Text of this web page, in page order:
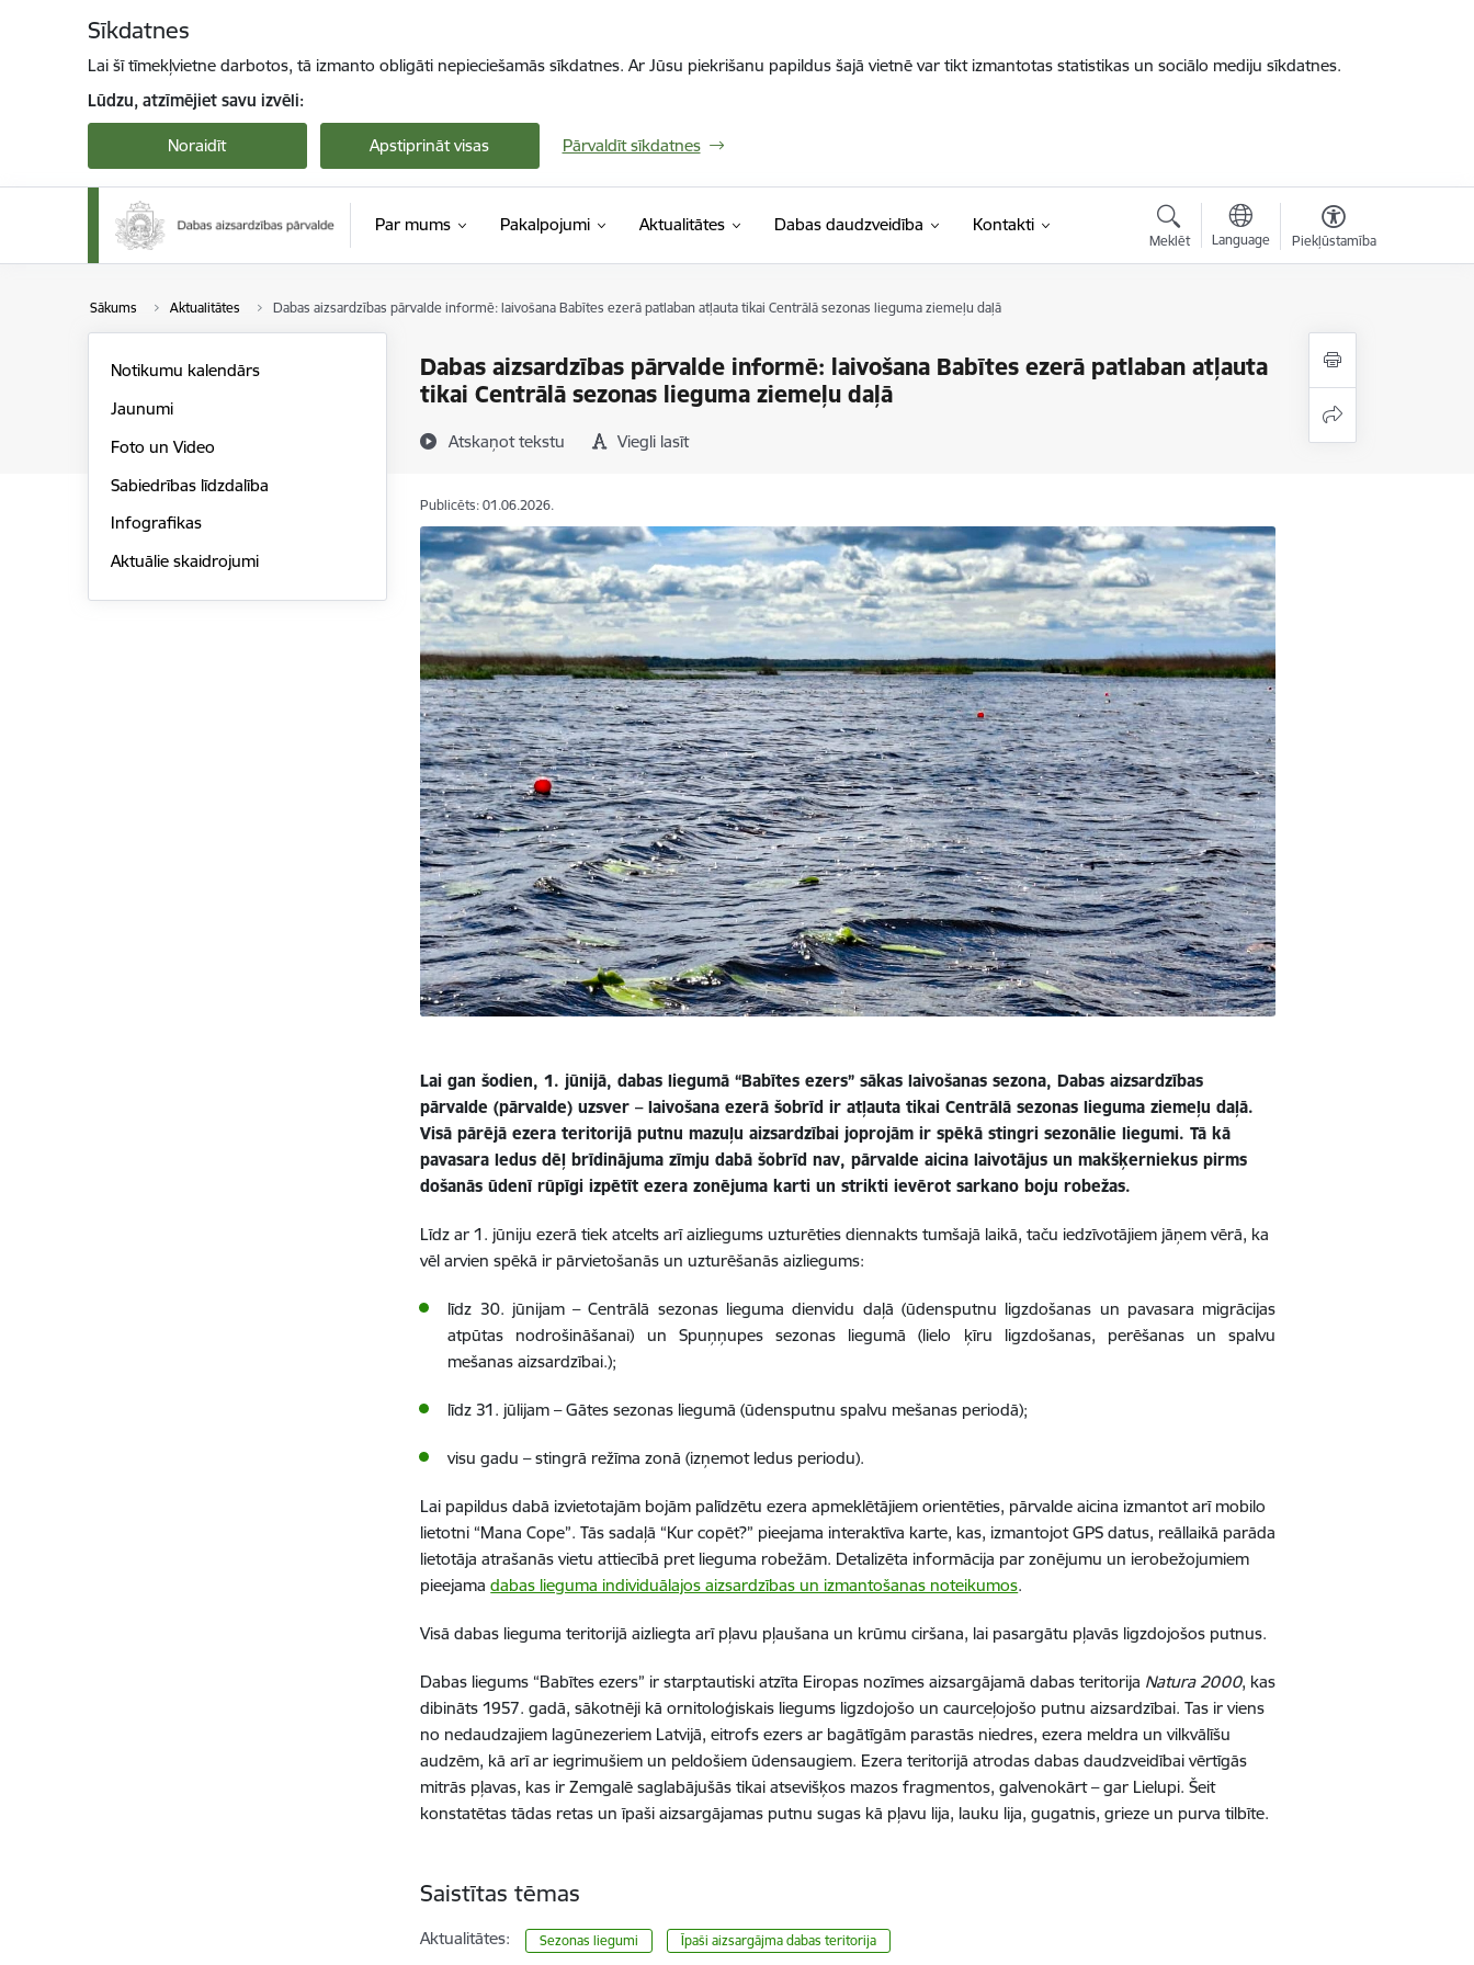
Sīkdatnes
Lai šī tīmekļvietne darbotos, tā izmanto obligāti nepieciešamās sīkdatnes. Ar Jūsu piekrišanu papildus šajā vietnē var tikt izmantotas statistikas un sociālo mediju sīkdatnes.
Lūdzu, atzīmējiet savu izvēli:
Noraidīt Apstiprināt visas Pārvaldīt sīkdatnes
Par mums Pakalpojumi Aktualitātes Dabas daudzveidība Kontakti
Meklēt Language Piekļūstamība
Sākums Aktualitātes Dabas aizsardzības pārvalde informē: laivošana Babītes ezerā patlaban atļauta tikai Centrālā sezonas lieguma ziemeļu daļā
Dabas aizsardzības pārvalde informē: laivošana Babītes ezerā patlaban atļauta
tikai Centrālā sezonas lieguma ziemeļu daļā
Atskaņot tekstu Viegli lasīt
Notikumu kalendārs
Jaunumi
Foto un Video
Sabiedrības līdzdalība
Infografikas
Aktuālie skaidrojumi
Publicēts: 01.06.2026.
Lai gan šodien, 1. jūnijā, dabas liegumā “Babītes ezers” sākas laivošanas sezona, Dabas aizsardzības
pārvalde (pārvalde) uzsver – laivošana ezerā šobrīd ir atļauta tikai Centrālā sezonas lieguma ziemeļu daļā.
Visā pārējā ezera teritorijā putnu mazuļu aizsardzībai joprojām ir spēkā stingri sezonālie liegumi. Tā kā
pavasara ledus dēļ brīdinājuma zīmju dabā šobrīd nav, pārvalde aicina laivotājus un makšķerniekus pirms
došanās ūdenī rūpīgi izpētīt ezera zonējuma karti un strikti ievērot sarkano boju robežas.
Līdz ar 1. jūniju ezerā tiek atcelts arī aizliegums uzturēties diennakts tumšajā laikā, taču iedzīvotājiem jāņem vērā, ka
vēl arvien spēkā ir pārvietošanās un uzturēšanās aizliegums:
līdz 30. jūnijam – Centrālā sezonas lieguma dienvidu daļā (ūdensputnu ligzdošanas un pavasara migrācijas
atpūtas nodrošināšanai) un Spuņņupes sezonas liegumā (lielo ķīru ligzdošanas, perēšanas un spalvu
mešanas aizsardzībai.);
līdz 31. jūlijam – Gātes sezonas liegumā (ūdensputnu spalvu mešanas periodā);
visu gadu – stingrā režīma zonā (izņemot ledus periodu).
Lai papildus dabā izvietotajām bojām palīdzētu ezera apmeklētājiem orientēties, pārvalde aicina izmantot arī mobilo
lietotni “Mana Cope”. Tās sadaļā “Kur copēt?” pieejama interaktīva karte, kas, izmantojot GPS datus, reāllaikā parāda
lietotāja atrašanās vietu attiecībā pret lieguma robežām. Detalizēta informācija par zonējumu un ierobežojumiem
pieejamadabas lieguma individuālajos aizsardzības un izmantošanas noteikumos.
Visā dabas lieguma teritorijā aizliegta arī pļavu pļaušana un krūmu ciršana, lai pasargātu pļavās ligzdojošos putnus.
Dabas liegums “Babītes ezers” ir starptautiski atzīta Eiropas nozīmes aizsargājamā dabas teritorija Natura 2000, kas
dibināts 1957. gadā, sākotnēji kā ornitoloģiskais liegums ligzdojošo un caurceļojošo putnu aizsardzībai. Tas ir viens
no nedaudzajiem lagūnezeriem Latvijā, eitrofs ezers ar bagātīgām parastās niedres, ezera meldra un vilkvālīšu
audzēm, kā arī ar iegrimušiem un peldošiem ūdensaugiem. Ezera teritorijā atrodas dabas daudzveidībai vērtīgās
mitrās pļavas, kas ir Zemgalē saglabājušās tikai atsevišķos mazos fragmentos, galvenokārt – gar Lielupi. Šeit
konstatētas tādas retas un īpaši aizsargājamas putnu sugas kā pļavu lija, lauku lija, gugatnis, grieze un purva tilbīte.
Saistītas tēmas
Aktualitātes: Sezonas liegumi Īpaši aizsargājma dabas teritorija